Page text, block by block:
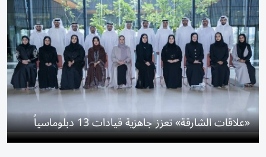
«علاقات الشارقة» تعزز جاهزية قيادات 13 دبلوماسياً